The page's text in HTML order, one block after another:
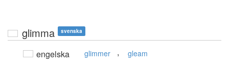
glimma svenska
engelska glimmer , gleam